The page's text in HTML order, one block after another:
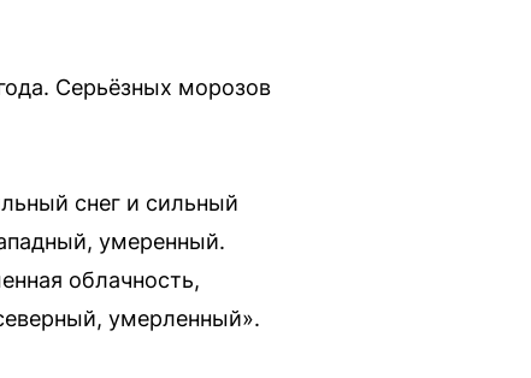
Серьёзных морозов
снег и сильный
умеренный.
облачность,
умерленный».